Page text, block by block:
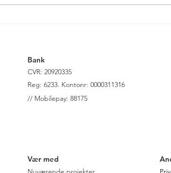
Bank
CVR: 20920335
Reg: 6233. Kontonr: 0000311316
// Mobilepay: 88175
Vær med